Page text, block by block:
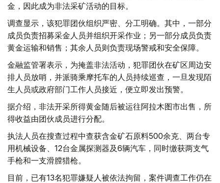
金，因此成为非法采矿活动的目标。
调查显示，该犯罪团伙组织严密、分工明确。其中，一部分
成员负责招募采金人员并组织开采作业；另一部分成员负责
黄金运输和销售；其余人员则负责现场警戒和安全保障。
金融监管署表示，为掩盖非法活动，犯罪团伙在矿区周边安
排人员放哨，并派骑乘摩托车的人员持续巡查，一旦发现陌
生人员或政府部门工作人员接近，便立即发出预警。
据介绍，非法开采所得黄金随后被运往阿拉木图市出售，所
得收益由团伙成员进行分配。
执法人员在搜查过程中查获含金矿石原料500余克、两台专
用机械设备、12台金属探测器及6辆汽车，同时缴获两支气
手枪和一支滑膛猎枪。
目前，已有13名犯罪嫌疑人被依法拘留，案件调查工作仍在